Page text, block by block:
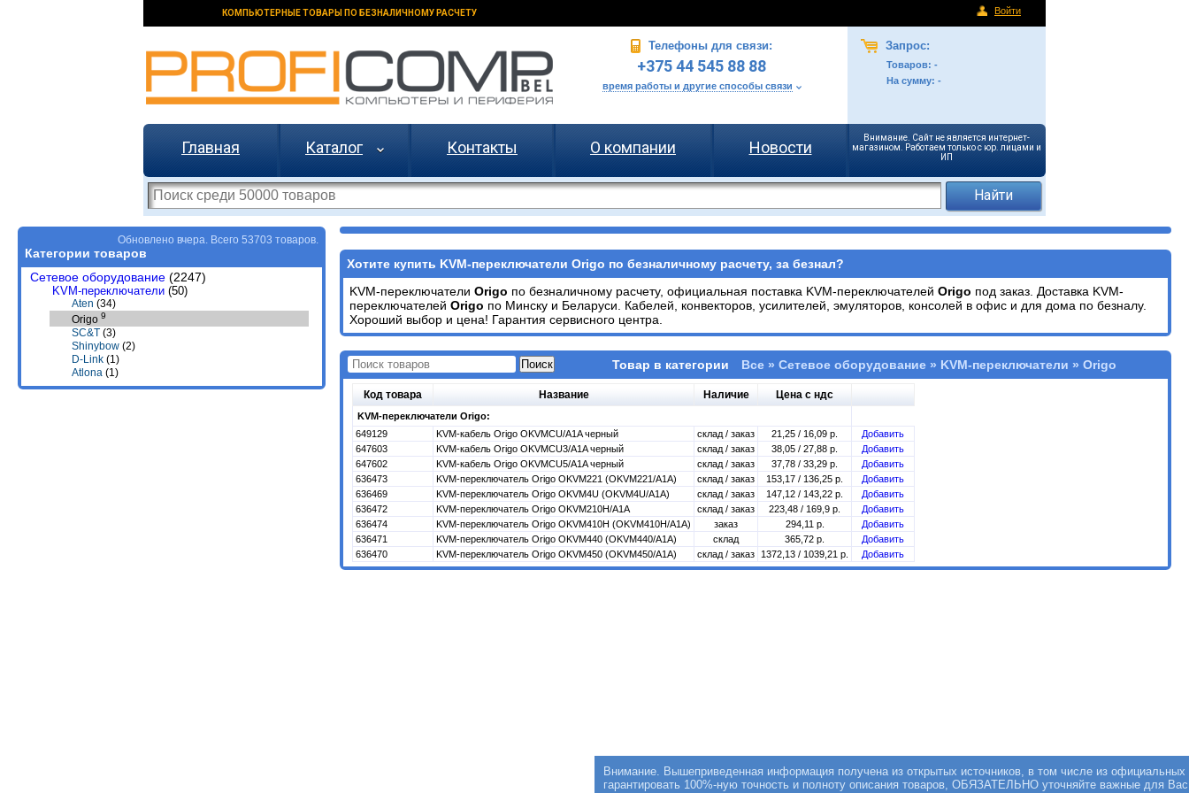
КОМПЬЮТЕРНЫЕ ТОВАРЫ ПО БЕЗНАЛИЧНОМУ РАСЧЕТУ Войти
Телефоны для связи:
+375 44 545 88 88
время работы и другие способы связи
Запрос:
Товаров: -
На сумму: -
Главная Каталог Контакты О компании Новости
Внимание. Сайт не является интернет-
магазином. Работаем только с юр. лицами и
ИП
Обновлено вчера. Всего 53703 товаров.
Категории товаров
Сетевое оборудование (2247)
KVM-переключатели (50)
Aten (34)
Origo 9
SC&T (3)
Shinybow (2)
D-Link (1)
Atlona (1)
Хотите купить KVM-переключатели Origo по безналичному расчету, за безнал?
KVM-переключатели Origo по безналичному расчету, официальная поставка KVM-переключателей Origo под заказ. Доставка KVM-
переключателей Origo по Минску и Беларуси. Кабелей, конвекторов, усилителей, эмуляторов, консолей в офис и для дома по безналу.
Хороший выбор и цена! Гарантия сервисного центра.
Товар в категории Все » Сетевое оборудование » KVM-переключатели » Origo
Код товара Название Наличие Цена с ндс
KVM-переключатели Origo:
649129
KVM-кабель Origo OKVMCU/A1A черный склад / заказ 21,25 / 16,09 р.
Добавить
647603
KVM-кабель Origo OKVMCU3/A1A черный склад / заказ 38,05 / 27,88 р.
Добавить
647602
KVM-кабель Origo OKVMCU5/A1A черный склад / заказ 37,78 / 33,29 р.
Добавить
636473
KVM-переключатель Origo OKVM221 (OKVM221/A1A) склад / заказ 153,17 / 136,25 р.
Добавить
636469
KVM-переключатель Origo OKVM4U (OKVM4U/A1A) склад / заказ 147,12 / 143,22 р.
Добавить
636472
KVM-переключатель Origo OKVM210H/A1A склад / заказ 223,48 / 169,9 р.
Добавить
636474
KVM-переключатель Origo OKVM410H (OKVM410H/A1A) заказ 294,11 р.
Добавить
636471
KVM-переключатель Origo OKVM440 (OKVM440/A1A) склад 365,72 р.
Добавить
636470
KVM-переключатель Origo OKVM450 (OKVM450/A1A) склад / заказ 1372,13 / 1039,21 р. Добавить
Внимание. Вышеприведенная информация получена из открытых источников, в том числе из
гарантировать 100%-ную точность и полноту описания товаров, ОБЯЗАТЕЛЬНО уточняйте важные для